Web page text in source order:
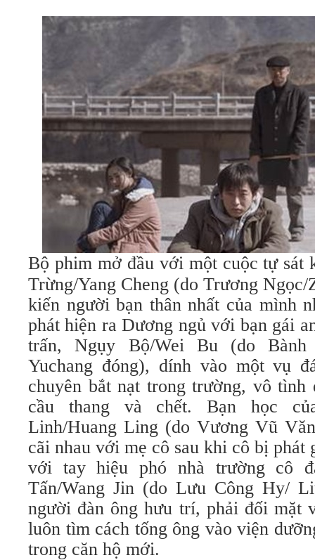
Bộ phim mở đầu với một cuộc tự sát
Trừng/Yang Cheng (do Trương Ngọc/
kiến người bạn thân nhất của mình
phát hiện ra Dương ngủ với bạn gái
trấn, Ngụy Bộ/Wei Bu (do Bành
Yuchang đóng), dính vào một vụ
chuyên bắt nạt trong trường, vô tình
cầu thang và chết. Bạn học
Linh/Huang Ling (do Vương Vũ
cãi nhau với mẹ cô sau khi cô bị phát
với tay hiệu phó nhà trường cô
Tấn/Wang Jin (do Lưu Công Hy/
người đàn ông hưu trí, phải đối mặt
luôn tìm cách tống ông vào viện
trong căn hộ mới.